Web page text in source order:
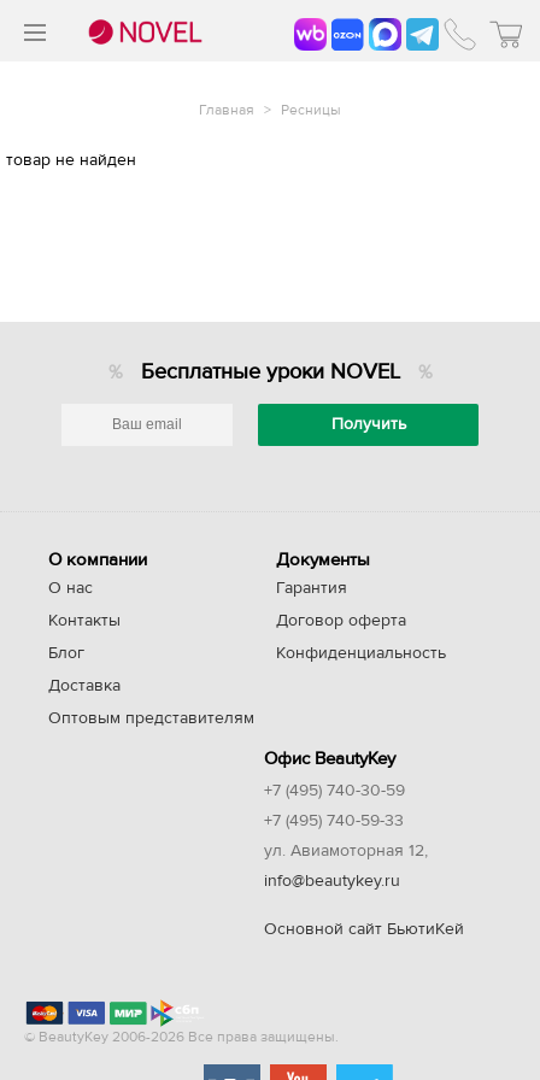
Главная > Ресницы
товар не найден
Бесплатные уроки NOVEL
О компании
О нас
Контакты
Блог
Доставка
Оптовым представителям
Документы
Гарантия
Договор оферта
Конфиденциальность
Офис BeautyKey
+7 (495) 740-30-59
+7 (495) 740-59-33
ул. Авиамоторная 12,
info@beautykey.ru
Основной сайт БьютиКей
© BeautyKey 2006-2026 Все права защищены.